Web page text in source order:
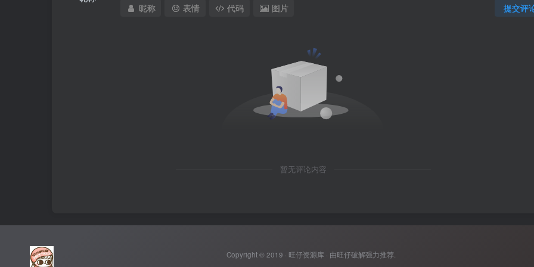
提交评
昵称 表情 代码 图片
暂无评论内容
Copyright © 2019 · 旺仔资源库 · 由旺仔破解强力推荐.